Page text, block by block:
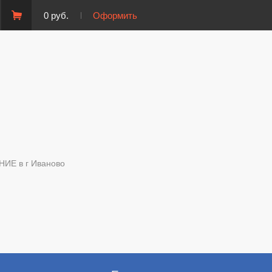
0 руб. Оформить
в г Иваново